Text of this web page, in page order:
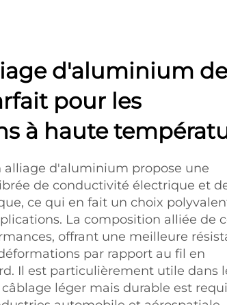
d'aluminium
pour les
à haute
alliage d'aluminium propose une
de conductivité électrique et
ce qui en fait un choix
La composition alliée de
offrant une meilleure
par rapport au fil en
Il est particulièrement utile dans
léger mais durable est